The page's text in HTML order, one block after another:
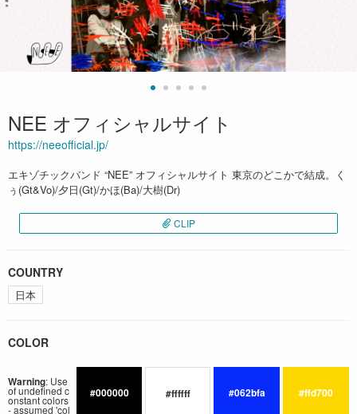
NEE オフィシャルサイト
https://neeofficial.jp/
エキゾチックバンド “NEE” オフィシャルサイト 東京のどこかで結成。く
ぅ(Gt&Vo)/夕日(Gt)/かほ(Ba)/大樹(Dr)
CLIP
COUNTRY
日本
COLOR
Warning: Use
of undefined c
onstant colors
- assumed 'col
#000000 #ffffff #062bfa #ffd700